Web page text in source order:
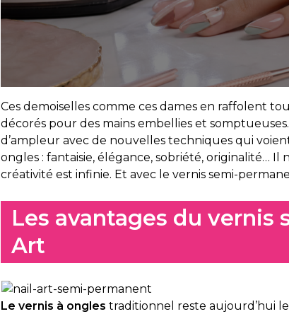
Ces demoiselles comme ces dames en raffolent
décorés pour des mains embellies et
d’ampleur avec de nouvelles techniques qui
ongles : fantaisie, élégance, sobriété, originalité… Il
créativité est infinie. Et avec le vernis semi-
Les avantages du
Art
Le vernis à ongles traditionnel reste aujourd’hui